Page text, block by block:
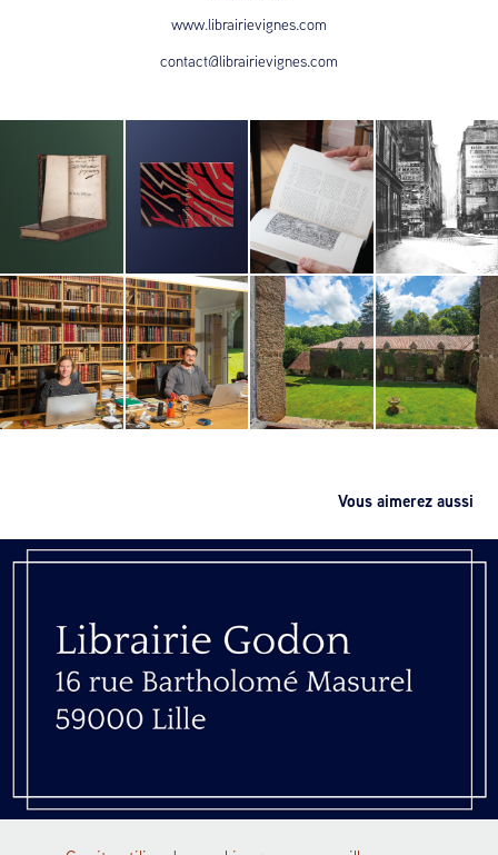
www.librairievignes.com
contact@librairievignes.com
Vous aimerez aussi